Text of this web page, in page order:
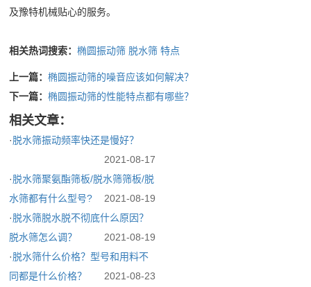
72
小
内
处
理
绍
公
简
介
业
简
介
公
司
系
们
及豫特机械贴心的服务。
相关热词搜索：椭圆振动筛 脱水筛 特点
上一篇：椭圆振动筛的噪音应该如何解决？
下一篇：椭圆振动筛的性能特点都有哪些？
相关文章：
·脱水筛振动频率快还是慢好？
2021-08-17
·脱水筛聚氨酯筛板/脱水筛筛板/脱
水筛都有什么型号?
2021-08-19
·脱水筛脱水脱不彻底什么原因？
脱水筛怎么调？
2021-08-19
·脱水筛什么价格？型号和用料不
同都是什么价格？
2021-08-23